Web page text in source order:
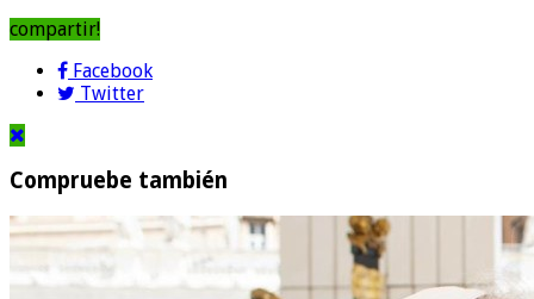
compartir!
Facebook
Twitter
Compruebe también